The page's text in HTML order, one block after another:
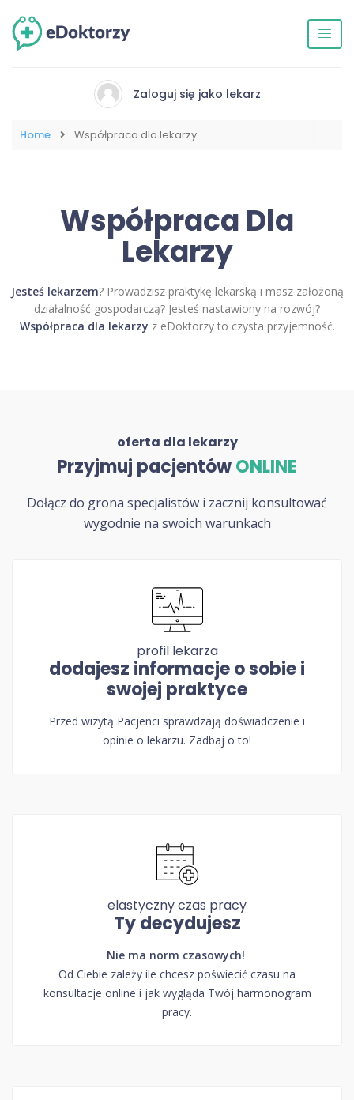
Zaloguj się jako lekarz
Home Współpraca dla lekarzy
Współpraca Dla
Lekarzy
Jesteś lekarzem? Prowadzisz praktykę lekarską i masz założoną
działalność gospodarczą? Jesteś nastawiony na rozwój?
Współpraca dla lekarzy z eDoktorzy to czysta przyjemność.
oferta dla lekarzy
Przyjmuj pacjentówONLINE
Dołącz do grona specjalistów i zacznij konsultować
wygodnie na swoich warunkach
profil lekarza
dodajesz informacje o sobie i
swojej praktyce
Przed wizytą Pacjenci sprawdzają doświadczenie i
opinie o lekarzu. Zadbaj o to!
elastyczny czas pracy
Ty decydujesz
Nie ma norm czasowych!
Od Ciebie zależy ile chcesz poświecić czasu na
konsultacje online i jak wygląda Twój harmonogram
pracy.